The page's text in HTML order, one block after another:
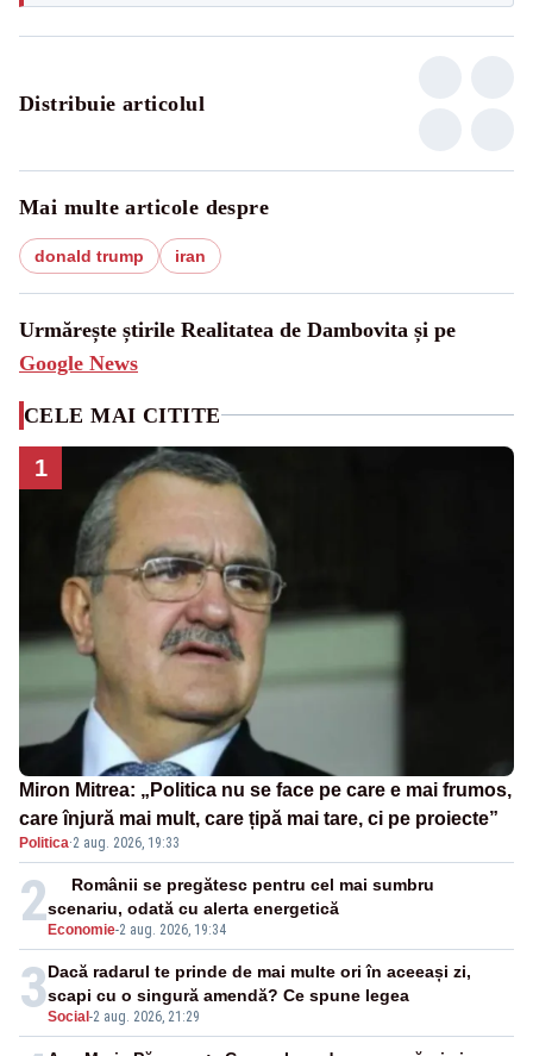
Distribuie articolul
Mai multe articole despre
donald trump iran
Urmărește știrile Realitatea de Dambovita și pe
Google News
CELE MAI CITITE
1
Miron Mitrea: „Politica nu se face pe care e mai frumos,
care înjură mai mult, care țipă mai tare, ci pe proiecte”
Politica·2 aug. 2026, 19:33
2 Economie-2 aug. 2026, 19:34
Românii se pregătesc pentru cel mai sumbru
scenariu, odată cu alerta energetică
3Social -2 aug. 2026, 21:29
Dacă radarul te prinde de mai multe ori în aceeași zi,
scapi cu o singură amendă? Ce spune legea